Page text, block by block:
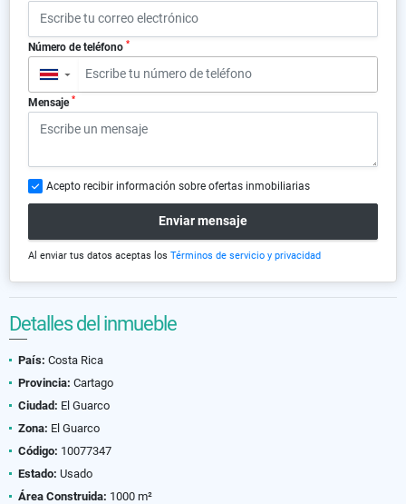
Número de teléfono *
▼
Mensaje *
Acepto recibir información sobre ofertas inmobiliarias
Enviar mensaje
Al enviar tus datos aceptas los Términos de servicio y privacidad
Detalles del inmueble
País: Costa Rica
Provincia: Cartago
Ciudad: El Guarco
Zona: El Guarco
Código: 10077347
Estado: Usado
Área Construida: 1000 m²